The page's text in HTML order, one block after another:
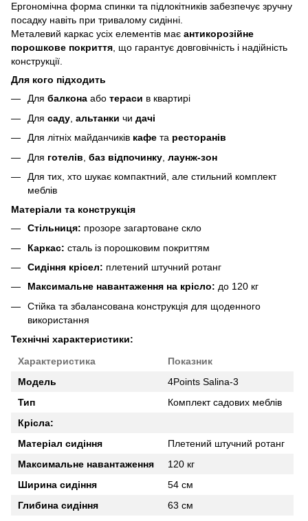
Ергономічна форма спинки та підлокітників забезпечує зручну
посадку навіть при тривалому сидінні.
Металевий каркас усіх елементів має антикорозійне
порошкове покриття, що гарантує довговічність і надійність
конструкції.
Для кого підходить
Для балкона або тераси в квартирі
Для саду альтанки чи дачі
Для літніх майданчиків кафе та ресторанів
Для готелів баз відпочинку лаунж-зон
Для тих, хто шукає компактний, але стильний комплект
меблів
Матеріали та конструкція
Стільниця: прозоре загартоване скло
Каркас: сталь із порошковим покриттям
Сидіння крісел: плетений штучний ротанг
Максимальне навантаження на крісло: до 120 кг
Стійка та збалансована конструкція для щоденного
використання
Технічні характеристики:
Характеристика
Показник
Модель
4Points Salina-3
Тип
Комплект садових меблів
Крісла:
Матеріал сидіння
Плетений штучний ротанг
Максимальне навантаження
120 кг
Ширина сидіння
54 см
Глибина сидіння
63 см